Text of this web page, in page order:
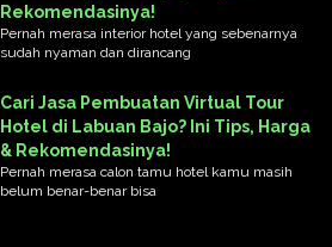
Rekomendasinya!
Pernah merasa interior hotel yang sebenarnya
sudah nyaman dan dirancang
Cari Jasa Pembuatan Virtual Tour
Hotel di Labuan Bajo? Ini Tips, Harga
& Rekomendasinya!
Pernah merasa calon tamu hotel kamu masih
belum benar-benar bisa